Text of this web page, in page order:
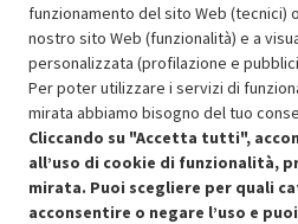
SCONTO
Approfitta dello sconto del 30%
funzionamento del sito Web (tecnici)
nostro sito Web (funzionalità) e a
personalizzata (profilazione e
Per poter utilizzare i servizi di
mirata abbiamo bisogno del tuo
Cliccando su "Accetta tutti",
all’uso di cookie di funzionalità,
mirata. Puoi scegliere per quali
acconsentire o negare l’uso e